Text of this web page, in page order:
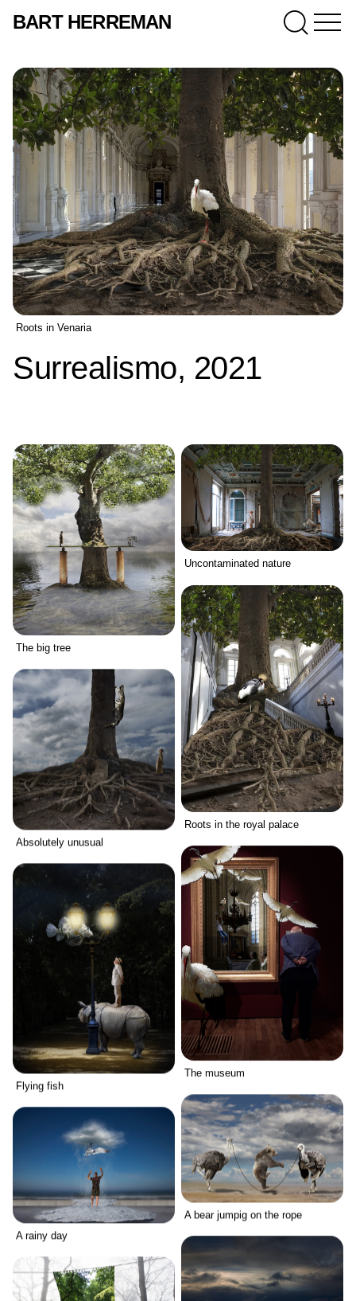
BART HERREMAN
Roots in Venaria
Surrealismo, 2021
The big tree
Uncontaminated nature
Roots in the royal palace
Absolutely unusual
The museum
Flying fish
A bear jumpig on the rope
A rainy day